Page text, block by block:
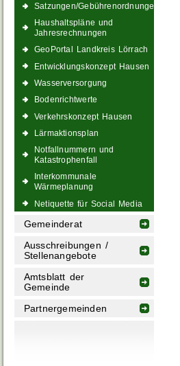
Satzungen/Gebührenordnungen
Haushaltspläne und
Jahresrechnungen
GeoPortal Landkreis Lörrach
Entwicklungskonzept Hausen
Wasserversorgung
Bodenrichtwerte
Verkehrskonzept Hausen
Lärmaktionsplan
Notfallnummern und
Katastrophenfall
Interkommunale
Wärmeplanung
Netiquette für Social Media
Gemeinderat
Ausschreibungen /
Stellenangebote
Amtsblatt der
Gemeinde
Partnergemeinden